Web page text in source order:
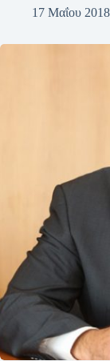
17 Μαΐου 2018